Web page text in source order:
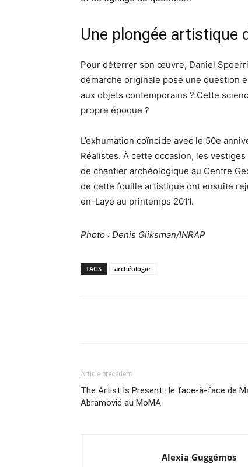
Une plongée artistique
Pour déterrer son œuvre, Daniel
démarche originale pose une question
aux objets contemporains ? Cette
propre époque ?
L’exhumation coïncide avec le 50e
Réalistes. À cette occasion, les
de chantier archéologique au Centre
de cette fouille artistique ont ensuite
en-Laye au printemps 2011.
Photo : Denis Gliksman/INRAP
TAGS archéologie
Article précédent
The Artist Is Present : le face-à-face de
Abramović au MoMA
Alexia Guggémos